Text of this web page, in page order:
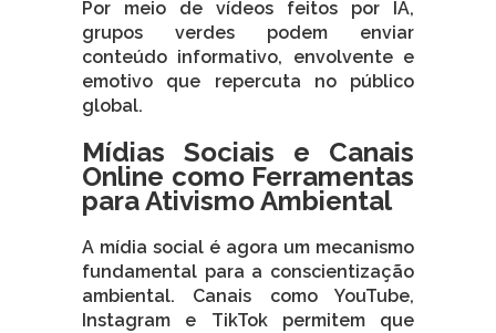
Por meio de vídeos feitos por IA,
grupos verdes podem enviar
conteúdo informativo, envolvente e
emotivo que repercuta no público
global.
Mídias Sociais e Canais
Online como Ferramentas
para Ativismo Ambiental
A mídia social é agora um mecanismo
fundamental para a conscientização
ambiental. Canais como YouTube,
Instagram e TikTok permitem que